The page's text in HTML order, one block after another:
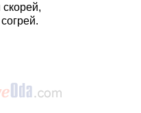
скорей,